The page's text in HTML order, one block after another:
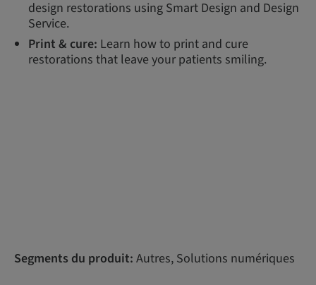
design restorations using Smart Design and Design
Service.
Print & cure: Learn how to print and cure
restorations that leave your patients smiling.
Segments du produit: Autres, Solutions numériques